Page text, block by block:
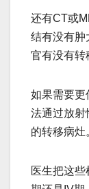
还有CT或
结有没有肿
官有没有转
如果需要更
法通过放射
的转移病灶
医生把这些